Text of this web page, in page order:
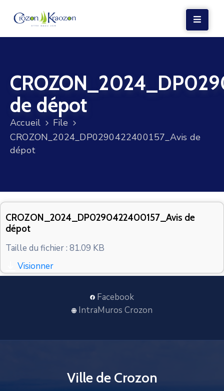
VIE
LOCALE
VIE
SOCIALE
TERRE
VOS
CONTACT
de dépot
Accueil
File
CROZON_2024_DP0290422400157_Avis de
dépot
CROZON_2024_DP0290422400157_Avis de
dépot
Taille du fichier : 81.09 KB
Visionner
Facebook
IntraMuros Crozon
Ville de Crozon